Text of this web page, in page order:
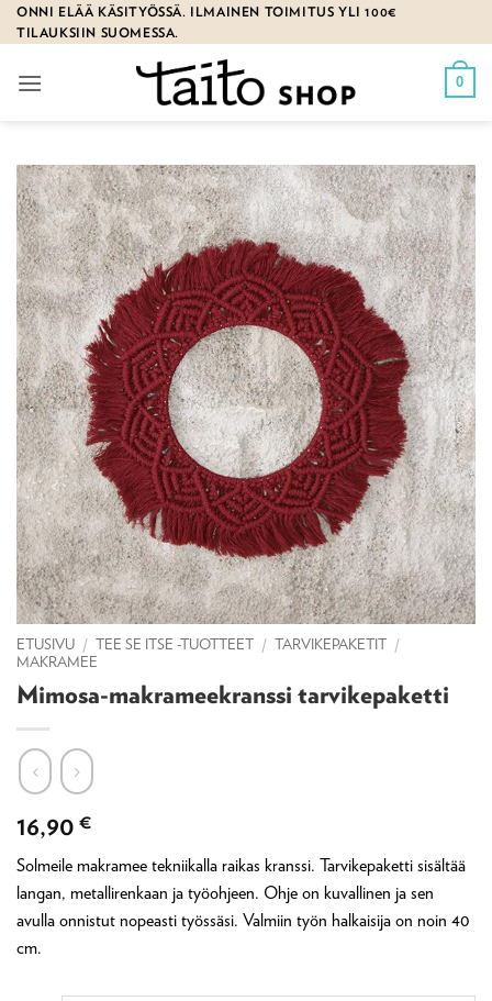
Skip
to
ONNI ELÄÄ KÄSITYÖSSÄ. ILMAINEN TOIMITUS YLI 100€
TILAUKSIIN SUOMESSA.
0
ETUSIVU / TEE SE ITSE -TUOTTEET / TARVIKEPAKETIT /
MAKRAMEE
Mimosa-makrameekranssi tarvikepaketti
16,90 €
Solmeile makramee tekniikalla raikas kranssi. Tarvikepaketti sisältää
langan, metallirenkaan ja työohjeen. Ohje on kuvallinen ja sen
avulla onnistut nopeasti työssäsi. Valmiin työn halkaisija on noin 40
cm.